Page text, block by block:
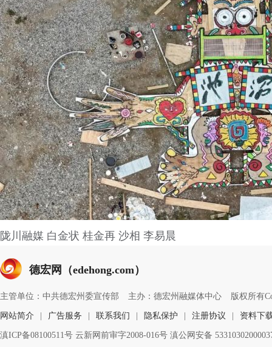
陇川融媒 白金状 桂金再 沙相 李易晨
德宏网（edehong.com）
主管单位：中共德宏州委宣传部 主办：德宏州融媒体中心 版权所有
网站简介 广告服务 联系我们 隐私保护 注册协议 资料下
滇ICP备08100511号 云新网前审字2008-016号 滇公网安备